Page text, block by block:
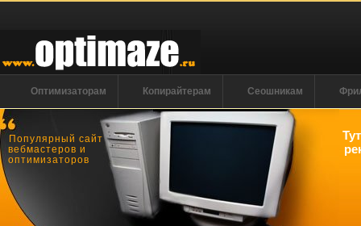
Оптимизаторам Копирайтерам Сеошникам
Популярный сайт
вебмастеров и
оптимизаторов